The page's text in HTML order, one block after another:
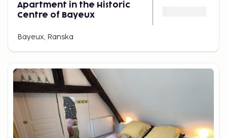
Apartment in the Historic
Centre of Bayeux
Bayeux, Ranska